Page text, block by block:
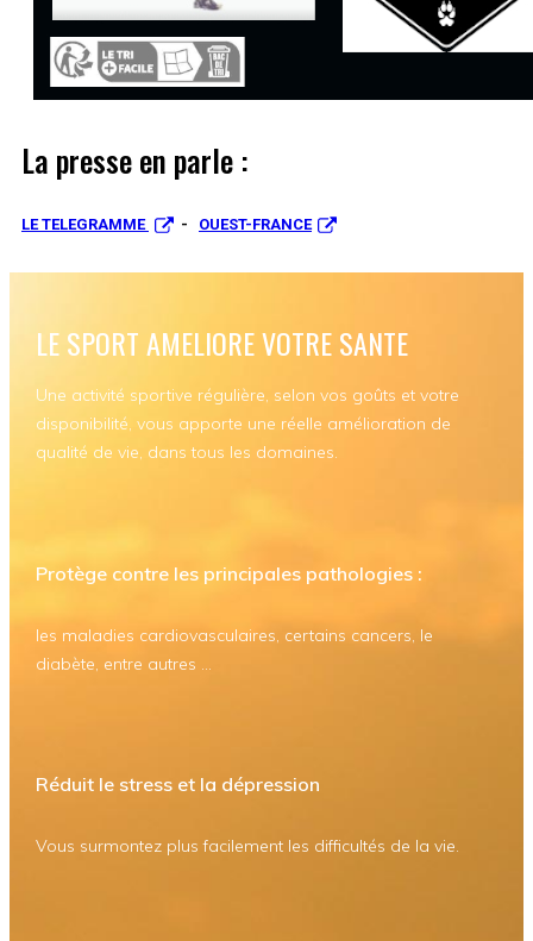
La presse en parle :
LE TELEGRAMME - OUEST-FRANCE
LE SPORT AMELIORE VOTRE SANTE
Une activité sportive régulière, selon vos goûts et votre
disponibilité, vous apporte une réelle amélioration de
qualité de vie, dans tous les domaines.
Protège contre les principales pathologies :
les maladies cardiovasculaires, certains cancers, le
diabète, entre autres ...
Réduit le stress et la dépression
Vous surmontez plus facilement les difficultés de la vie.